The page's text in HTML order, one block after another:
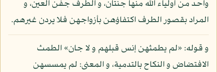
واحد من أولياء الله منها جنتان، و الطرف جفن العين، و
المراد بقصور الطرف اكتفاؤهن بأزواجهن فلا يردن غيرهم.
و قوله: «لم يطمثهن إنس قبلهم و لا جان» الطمث
الافتضاض و النكاح بالتدمية، و المعنى: لم يمسسهن